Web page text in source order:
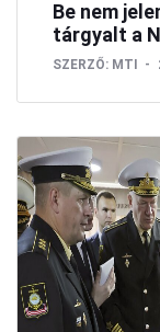
Be nem
tárgyalt a
SZERZŐ: MTI